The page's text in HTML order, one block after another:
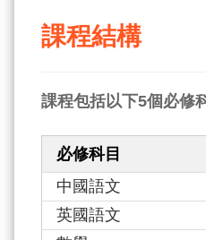
課程結構
課程包括以下5個必修
必修科目
中國語文
英國語文